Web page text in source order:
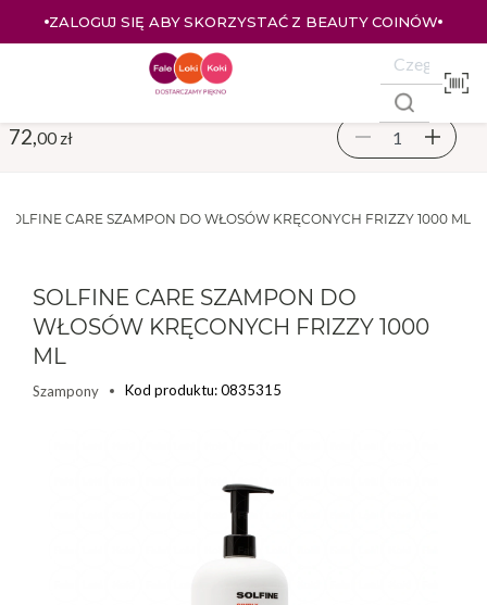
ZALOGUJ SIĘ ABY SKORZYSTAĆ Z BEAUTY COINÓW
SOLFINE CARE SZAMPON DO WŁOSÓW KRĘCONYCH FRIZZY 1000 ML
SOLFINE CARE SZAMPON DO
WŁOSÓW KRĘCONYCH FRIZZY 1000
ML
Szampony Kod produktu: 0835315
72, 00 zł